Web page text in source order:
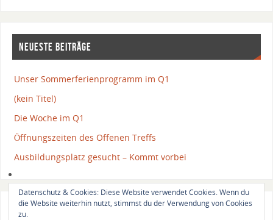
NEUESTE BEITRÄGE
Unser Sommerferienprogramm im Q1
(kein Titel)
Die Woche im Q1
Öffnungszeiten des Offenen Treffs
Ausbildungsplatz gesucht – Kommt vorbei
login
Datenschutz & Cookies: Diese Website verwendet Cookies. Wenn du
die Website weiterhin nutzt, stimmst du der Verwendung von Cookies
zu.